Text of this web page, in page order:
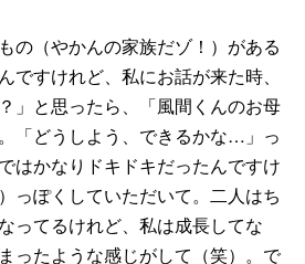
の（やかんの家族だゾ！）がある
ですけれど、私にお話が来た時、
」と思ったら、「風間くんのお母
「どうしよう、できるかな…」っ
はかなりドキドキだったんですけ
っぽくしていただいて。二人はち
ってるけれど、私は成長してな
ったような感じがして（笑）。で